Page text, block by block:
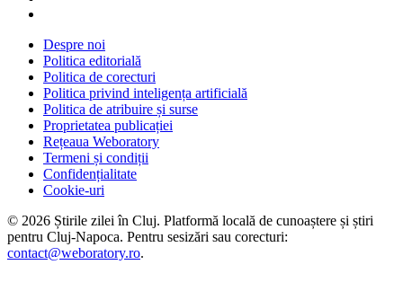
Despre noi
Politica editorială
Politica de corecturi
Politica privind inteligența artificială
Politica de atribuire și surse
Proprietatea publicației
Rețeaua Weboratory
Termeni și condiții
Confidențialitate
Cookie-uri
© 2026 Știrile zilei în Cluj. Platformă locală de cunoaștere și știri
pentru Cluj-Napoca. Pentru sesizări sau corecturi:
contact@weboratory.ro.